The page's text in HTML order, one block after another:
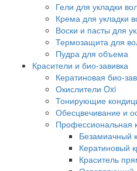
Гели для укладки
Крема для укладки
Воски и пасты для
Термозащита для
Пудра для объема
Красители и био-завивка
Кератиновая био-
Окислители Oxi
Тонирующие
Обесцвечивание и
Профессиональная
Безамиачный
Кератиновый
Краситель